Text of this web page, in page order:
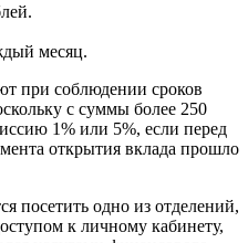
месяц.
при соблюдении сроков
с суммы более 250
1% или 5%, если перед
открытия вклада прошло
посетить одно из отделений,
к личному кабинету,